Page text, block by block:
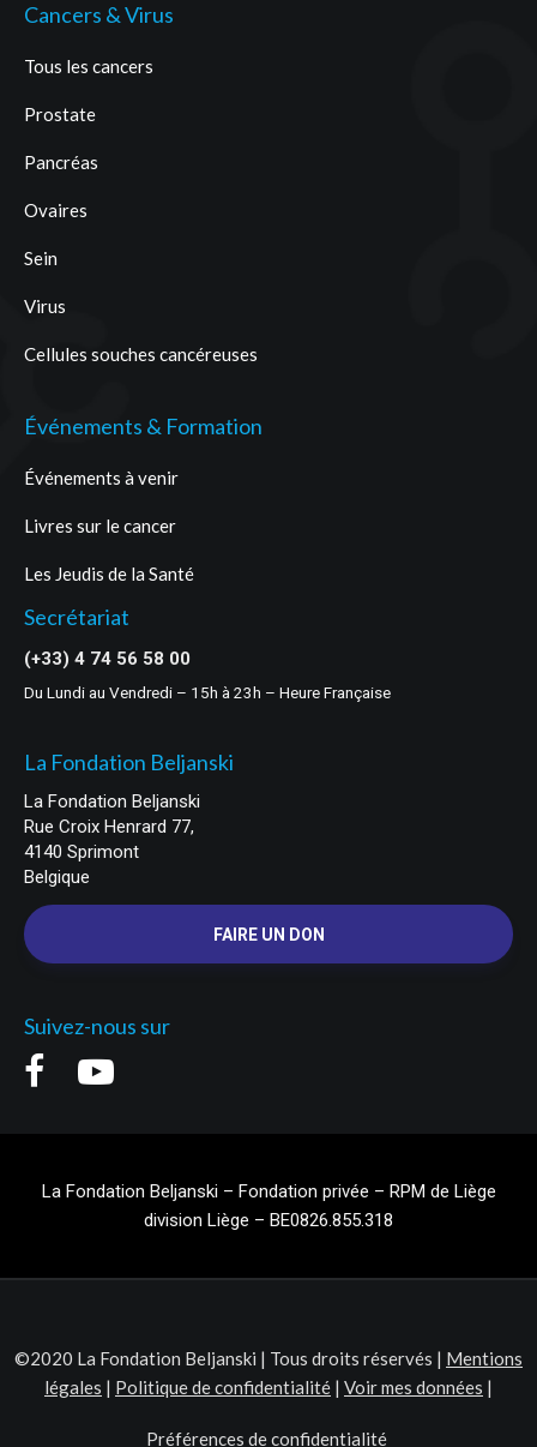
Cancers & Virus
Tous les cancers
Prostate
Pancréas
Ovaires
Sein
Virus
Cellules souches cancéreuses
Événements & Formation
Événements à venir
Livres sur le cancer
Les Jeudis de la Santé
Secrétariat
(+33) 4 74 56 58 00
Du Lundi au Vendredi – 15h à 23h – Heure Française
La Fondation Beljanski
La Fondation Beljanski
Rue Croix Henrard 77,
4140 Sprimont
Belgique
FAIRE UN DON
Suivez-nous sur
La Fondation Beljanski – Fondation privée – RPM de Liège
division Liège – BE0826.855.318
©2020 La Fondation Beljanski | Tous droits réservés | Mentions
légales | Politique de confidentialité | Voir mes données |
Préférences de confidentialité